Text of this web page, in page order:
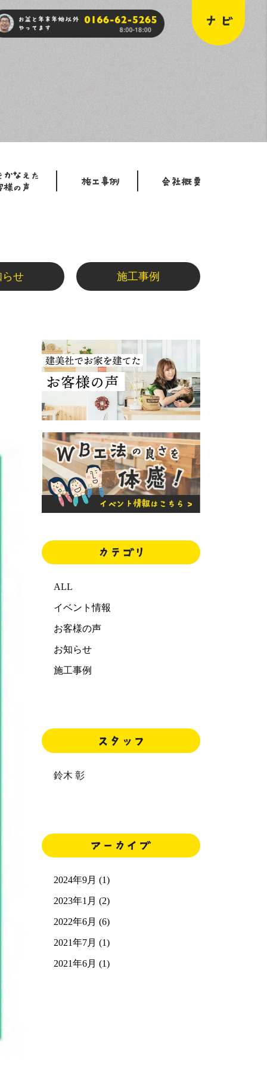
らせ 施工事例
ALL
イベント情報
お客様の声
お知らせ
施工事例
鈴木 彰
2024年9月 (1)
2023年1月 (2)
2022年6月 (6)
2021年7月 (1)
2021年6月 (1)